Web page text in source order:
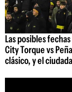
Las posibles
City Torque vs
clásico, y el